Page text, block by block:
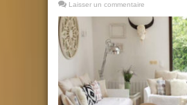
Laisser un commentaire